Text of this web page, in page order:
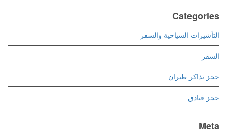
Categories
التأشيرات السياحية والسفر
السفر
حجز تذاكر طيران
حجز فنادق
Meta